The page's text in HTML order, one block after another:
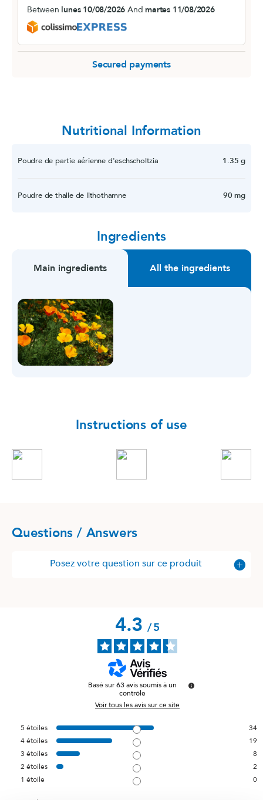
Between lunes 10/08/2026 Andmartes 11/08/2026
Secured payments
Nutritional Information
Poudre de partie aérienne d'eschscholtzia 1.35 g
Poudre de thalle de lithothamne 90 mg
Ingredients
Main ingredients All the ingredients
Instructions of use
Questions / Answers
Posez votre question sur ce produit
4.3/5
Basé sur63 avis soumis à un
contrôle
Voir tous les avis sur ce site
5 étoiles
34
4étoiles
19
3 étoiles
8
2 étoiles
2
1 étoile 0